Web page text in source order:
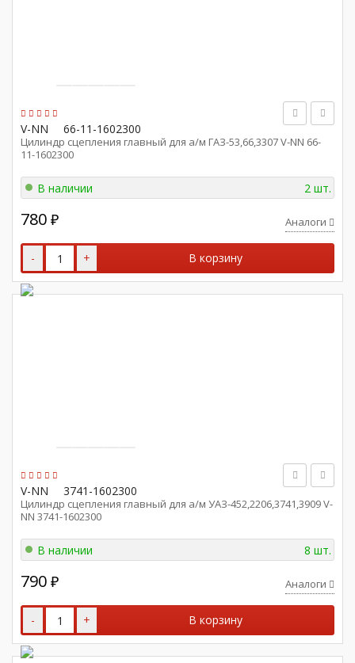
V-NN 66-11-1602300
Цилиндр сцепления главный для а/м ГАЗ-53,66,3307 V-NN 66-
11-1602300
В наличии 2 шт.
780 ₽ Аналоги
- + В корзину
V-NN 3741-1602300
Цилиндр сцепления главный для а/м УАЗ-452,2206,3741,3909 V-
NN 3741-1602300
В наличии 8 шт.
790 ₽ Аналоги
- + В корзину